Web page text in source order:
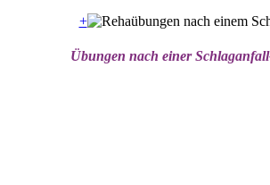
+
Übungen nach einer